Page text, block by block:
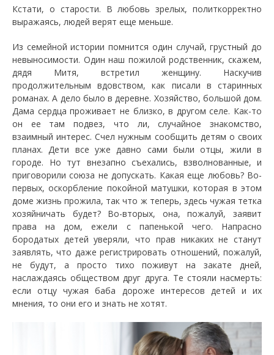
Кстати, о старости. В любовь зрелых, политкорректно
выражаясь, людей верят еще меньше.
Из семейной истории помнится один случай, грустный до
невыносимости. Один наш пожилой родственник, скажем,
дядя Митя, встретил женщину. Наскучив
продолжительным вдовством, как писали в старинных
романах. А дело было в деревне. Хозяйство, большой дом.
Дама сердца проживает не близко, в другом селе. Как-то
он ее там подвез, что ли, случайное знакомство,
взаимный интерес. Счел нужным сообщить детям о своих
планах. Дети все уже давно сами были отцы, жили в
городе. Но тут внезапно съехались, взволнованные, и
приговорили союза не допускать. Какая еще любовь? Во-
первых, оскорбление покойной матушки, которая в этом
доме жизнь прожила, так что ж теперь, здесь чужая тетка
хозяйничать будет? Во-вторых, она, пожалуй, заявит
права на дом, ежели с папенькой чего. Напрасно
бородатых детей уверяли, что прав никаких не станут
заявлять, что даже регистрировать отношений, пожалуй,
не будут, а просто тихо поживут на закате дней,
наслаждаясь обществом друг друга. Те стояли насмерть:
если отцу чужая баба дороже интересов детей и их
мнения, то они его и знать не хотят.